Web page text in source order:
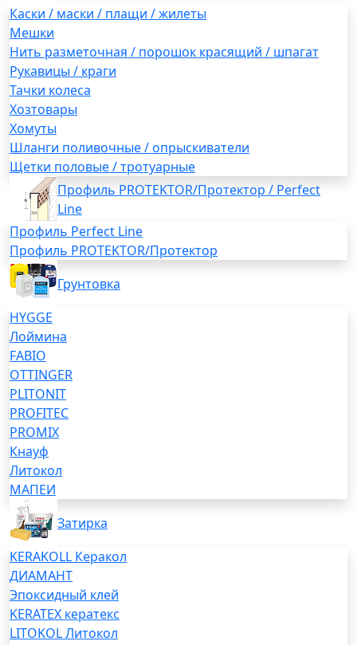
Каски / маски / плащи / жилеты
Мешки
Нить разметочная / порошок красящий / шпагат
Рукавицы / краги
Тачки колеса
Хозтовары
Хомуты
Шланги поливочные / опрыскиватели
Щетки половые / тротуарные
Профиль PROTEKTOR/Протектор / Perfect
Line
Профиль Perfect Line
Профиль PROTEKTOR/Протектор
Грунтовка
HYGGE
Лоймина
FABIO
OTTINGER
PLITONIT
PROFITEC
PROMIX
Кнауф
Литокол
МАПЕИ
Затирка
KERAKOLL Керакол
ДИАМАНТ
Эпоксидный клей
KERATEX кератекс
LITOKOL Литокол